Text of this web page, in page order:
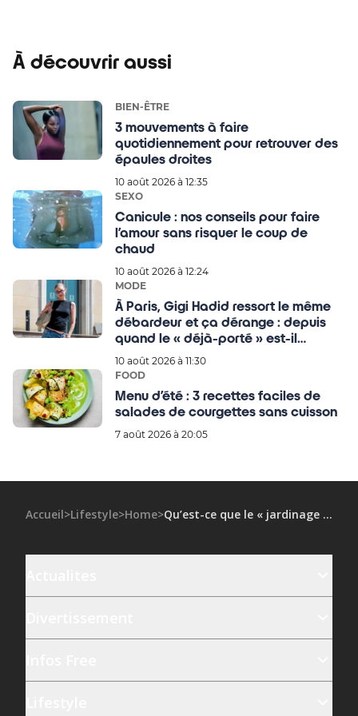
À découvrir aussi
BIEN-ÊTRE
3 mouvements à faire
quotidiennement pour retrouver des
épaules droites
10 août 2026 à 12:35
SEXO
Canicule : nos conseils pour faire
l’amour sans risquer le coup de
chaud
10 août 2026 à 12:24
MODE
À Paris, Gigi Hadid ressort le même
débardeur et ça dérange : depuis
quand le « déjà-porté » est-il
devenu un faux pas mode ?
10 août 2026 à 11:30
FOOD
Menu d’été : 3 recettes faciles de
salades de courgettes sans cuisson
7 août 2026 à 20:05
Accueil>Lifestyle>Home> Qu’est-ce que le « jardinage du chaos », pour un beau jardin sans effort ?